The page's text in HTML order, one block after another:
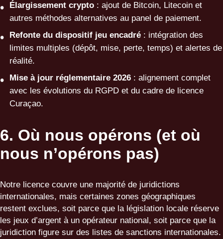
Élargissement crypto : ajout de Bitcoin, Litecoin et
autres méthodes alternatives au panel de paiement.
Refonte du dispositif jeu encadré : intégration des
limites multiples (dépôt, mise, perte, temps) et alertes de
réalité.
Mise à jour réglementaire 2026 : alignement complet
avec les évolutions du RGPD et du cadre de licence
Curaçao.
6. Où nous opérons (et où
nous n’opérons pas)
Notre licence couvre une majorité de juridictions
internationales, mais certaines zones géographiques
restent exclues, soit parce que la législation locale réserve
les jeux d’argent à un opérateur national, soit parce que la
juridiction figure sur des listes de sanctions internationales.